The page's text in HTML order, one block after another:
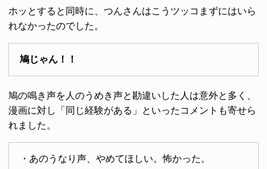
ホッとすると同時に、つんさんはこうツッコまずにはいら
れなかったのでした。
鳩じゃん！！
鳩の鳴き声を人のうめき声と勘違いした人は意外と多く、
漫画に対し「同じ経験がある」といったコメントも寄せら
れました。
・あのうなり声、やめてほしい。怖かった。